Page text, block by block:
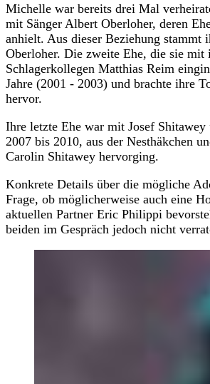
Michelle war bereits drei Mal
mit Sänger Albert Oberloher, deren
anhielt. Aus dieser Beziehung stammt
Oberloher. Die zweite Ehe, die sie mit
Schlagerkollegen Matthias Reim
Jahre (2001 - 2003) und brachte ihre
hervor.
Ihre letzte Ehe war mit Josef Shitawey
2007 bis 2010, aus der Nesthäkchen
Carolin Shitawey hervorging.
Konkrete Details über die mögliche
Frage, ob möglicherweise auch eine
aktuellen Partner Eric Philippi
beiden im Gespräch jedoch nicht